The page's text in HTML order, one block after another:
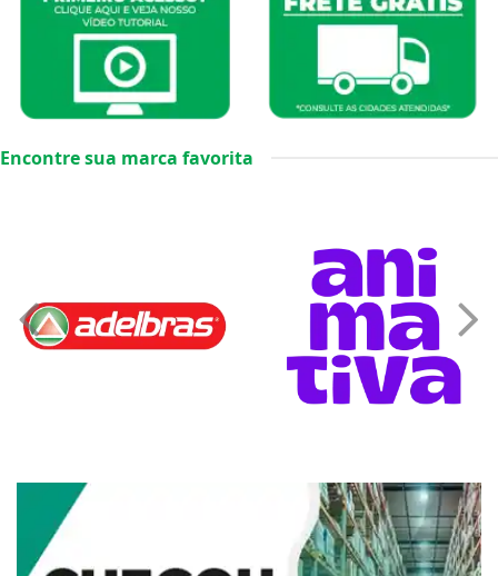
Encontre sua marca favorita